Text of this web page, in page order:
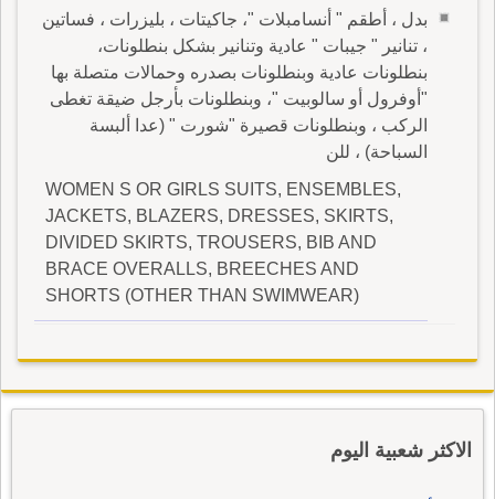
بدل ، أطقم " أنسامبلات "، جاكيتات ، بليزرات ، فساتين
، تنانير " جيبات " عادية وتنانير بشكل بنطلونات،
بنطلونات عادية وبنطلونات بصدره وحمالات متصلة بها
"أوفرول أو سالوبيت "، وبنطلونات بأرجل ضيقة تغطى
الركب ، وبنطلونات قصيرة "شورت " (عدا ألبسة
السباحة) ، للن
WOMEN S OR GIRLS SUITS, ENSEMBLES,
JACKETS, BLAZERS, DRESSES, SKIRTS,
DIVIDED SKIRTS, TROUSERS, BIB AND
BRACE OVERALLS, BREECHES AND
SHORTS (OTHER THAN SWIMWEAR)
الاكثر شعبية اليوم